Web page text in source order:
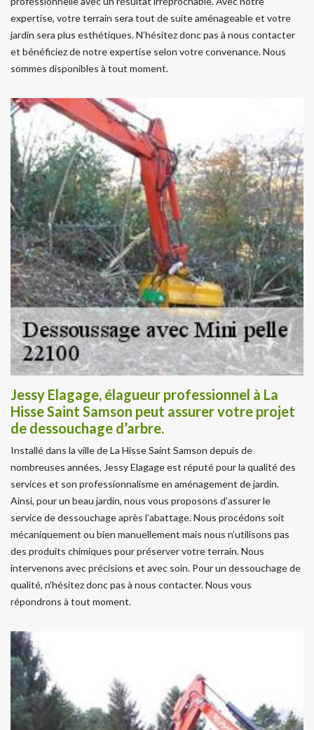
expertise, votre terrain sera tout de suite aménageable et votre
jardin sera plus esthétiques. N’hésitez donc pas à nous contacter
et bénéficiez de notre expertise selon votre convenance. Nous
sommes disponibles à tout moment.
Jessy Elagage, élagueur professionnel à La
Hisse Saint Samson peut assurer votre projet
de dessouchage d’arbre.
Installé dans la ville de La Hisse Saint Samson depuis de
nombreuses années, Jessy Elagage est réputé pour la qualité des
services et son professionnalisme en aménagement de jardin.
Ainsi, pour un beau jardin, nous vous proposons d’assurer le
service de dessouchage après l’abattage. Nous procédons soit
mécaniquement ou bien manuellement mais nous n’utilisons pas
des produits chimiques pour préserver votre terrain. Nous
intervenons avec précisions et avec soin. Pour un dessouchage de
qualité, n’hésitez donc pas à nous contacter. Nous vous
répondrons à tout moment.